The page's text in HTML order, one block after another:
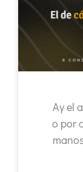
Ay el
o por